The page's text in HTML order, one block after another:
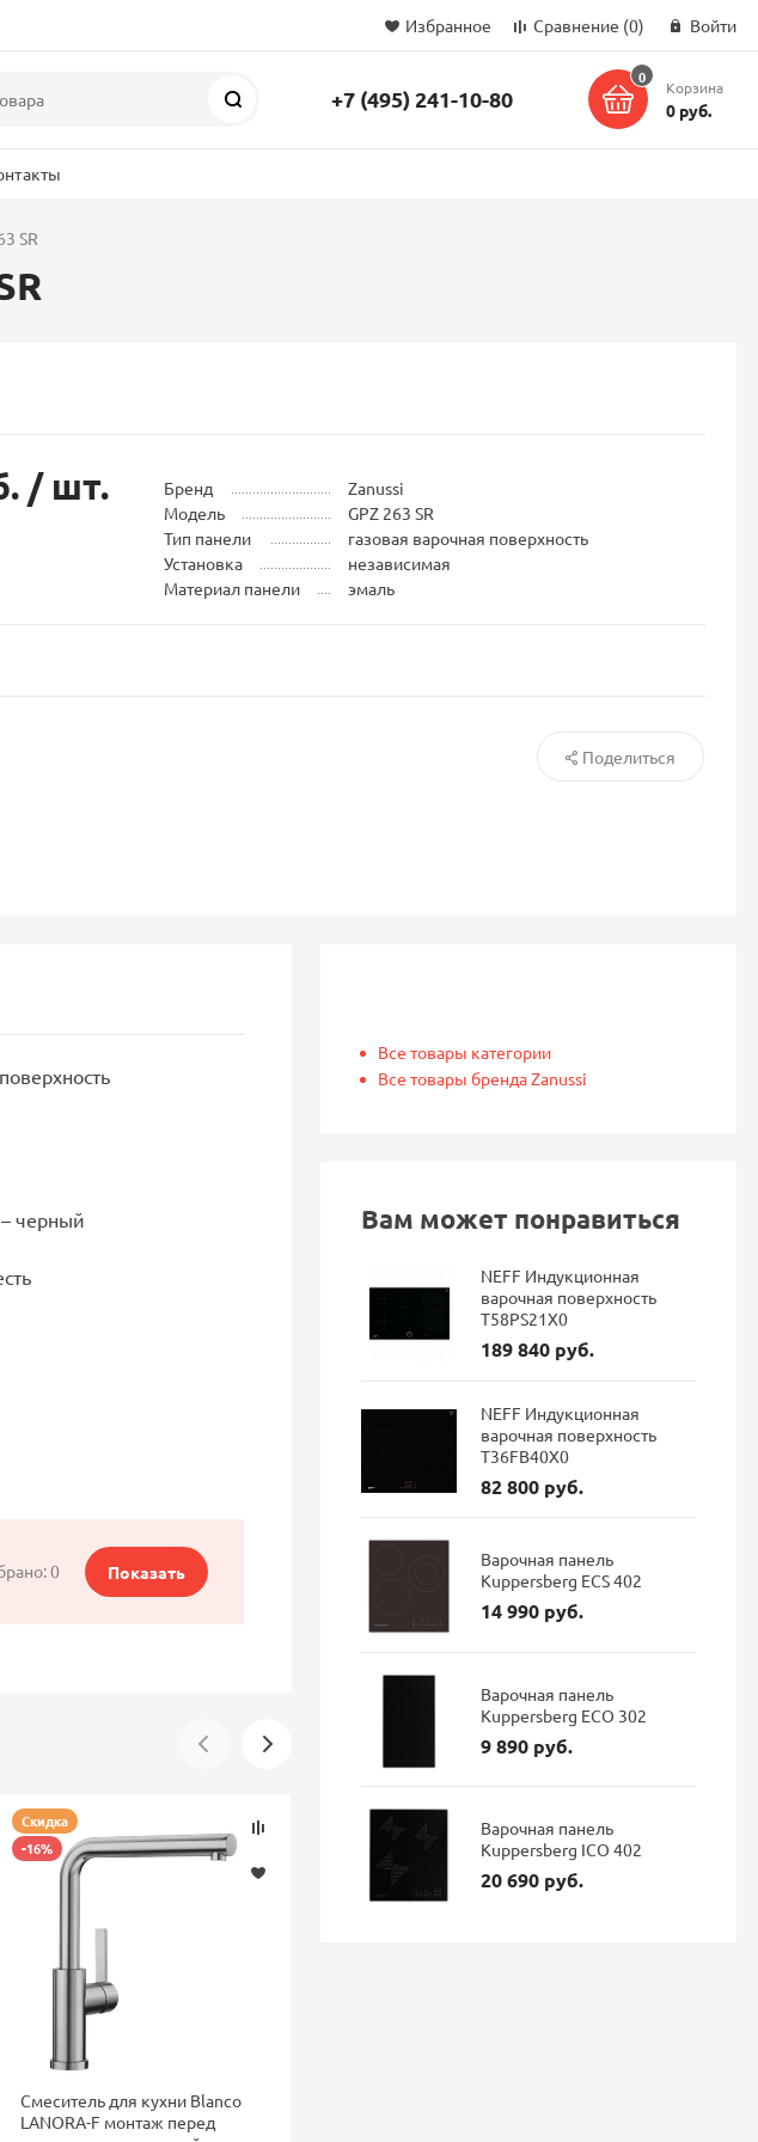
Избранное Сравнение (0) Войти
Поиск +7 (495) 241-10-80
0
Корзина
0 руб.
SR
/ шт. Бренд
Zanussi
Модель
GPZ 263 SR
Тип панели
газовая варочная поверхность
Установка
независимая
Материал панели
эмаль
Поделиться
черный
0 Показать
Скидка
-16%
Смеситель для кухни Blanco
LANORA-F монтаж перед
Все товары категории
Все товары бренда Zanussi
Вам может понравиться
NEFF Индукционная
варочная поверхность
T58PS21X0
189 840 руб.
NEFF Индукционная
варочная поверхность
T36FB40X0
82 800 руб.
Варочная панель
Kuppersberg ECS 402
14 990 руб.
Варочная панель
Kuppersberg ECO 302
9 890 руб.
Варочная панель
Kuppersberg ICO 402
20 690 руб.